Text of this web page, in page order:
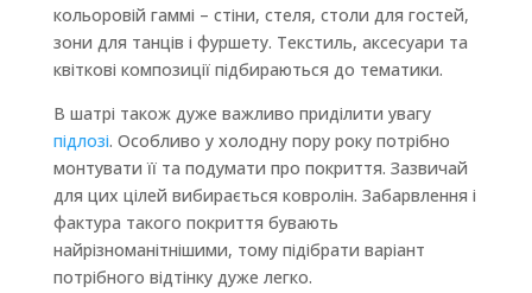
кольоровій гаммі – стіни, стеля, столи для гостей,
зони для танців і фуршету. Текстиль, аксесуари та
квіткові композиції підбираються до тематики.
В шатрі також дуже важливо приділити увагу
підлозі. Особливо у холодну пору року потрібно
монтувати її та подумати про покриття. Зазвичай
для цих цілей вибирається ковролін. Забарвлення і
фактура такого покриття бувають
найрізноманітнішими, тому підібрати варіант
потрібного відтінку дуже легко.